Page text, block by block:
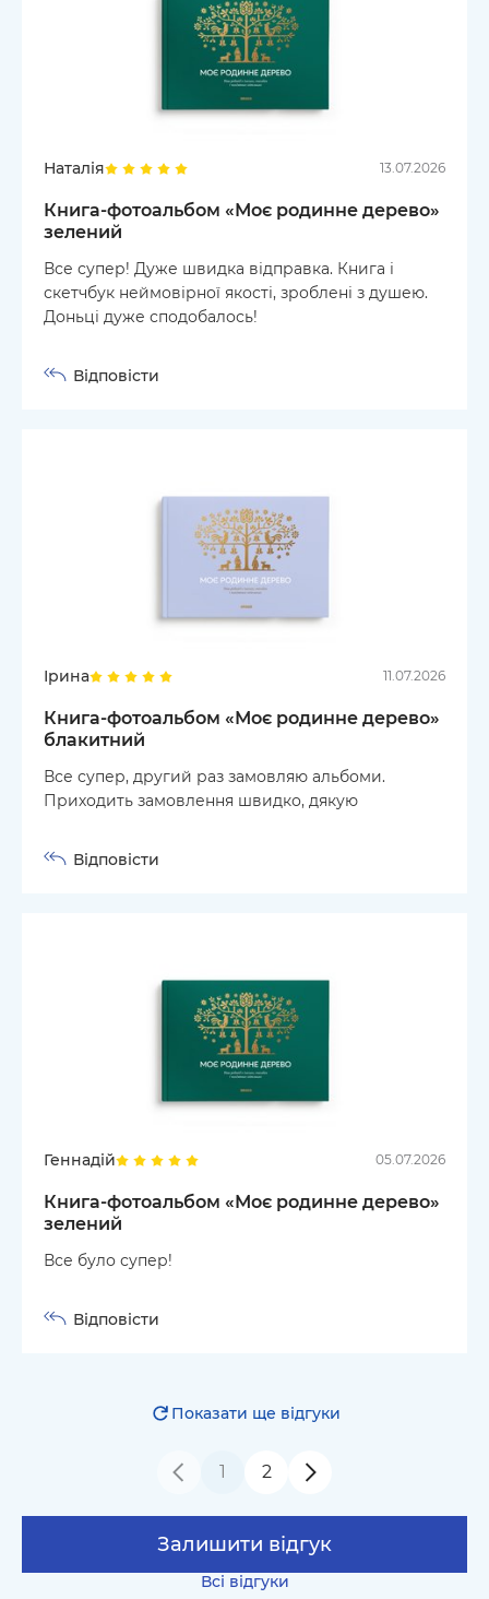
Наталія 13.07.2026
Книга-фотоальбом «Моє родинне дерево»
зелений
Все супер! Дуже швидка відправка. Книга і
скетчбук неймовірної якості, зроблені з душею.
Доньці дуже сподобалось!
Відповісти
Ірина 11.07.2026
Книга-фотоальбом «Моє родинне дерево»
блакитний
Все супер, другий раз замовляю альбоми.
Приходить замовлення швидко, дякую
Відповісти
Геннадій 05.07.2026
Книга-фотоальбом «Моє родинне дерево»
зелений
Все було супер!
Відповісти
Всі відгуки
Залишити відгук
Показати ще відгуки
1 2